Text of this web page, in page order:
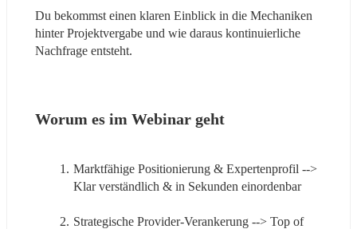
Du bekommst einen klaren Einblick in die Mechaniken
hinter Projektvergabe und wie daraus kontinuierliche
Nachfrage entsteht.
Worum es im Webinar geht
Marktfähige Positionierung & Expertenprofil -->
Klar verständlich & in Sekunden einordenbar
Strategische Provider-Verankerung --> Top of